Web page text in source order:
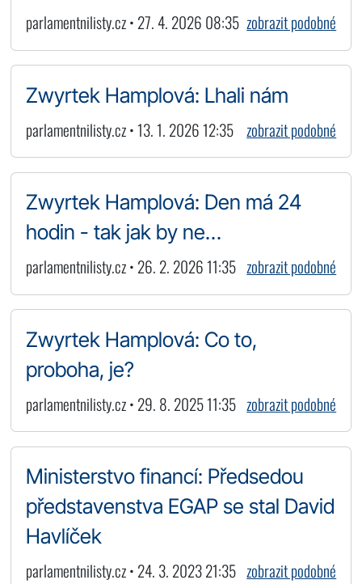
parlamentnilisty.cz • 27. 4. 2026 08:35 zobrazit podobné
Zwyrtek Hamplová: Lhali nám
parlamentnilisty.cz • 13. 1. 2026 12:35 zobrazit podobné
Zwyrtek Hamplová: Den má 24
hodin - tak jak by ne…
parlamentnilisty.cz • 26. 2. 2026 11:35 zobrazit podobné
Zwyrtek Hamplová: Co to,
proboha, je?
parlamentnilisty.cz • 29. 8. 2025 11:35 zobrazit podobné
Ministerstvo financí: Předsedou
představenstva EGAP se stal David
Havlíček
parlamentnilisty.cz • 24. 3. 2023 21:35 zobrazit podobné